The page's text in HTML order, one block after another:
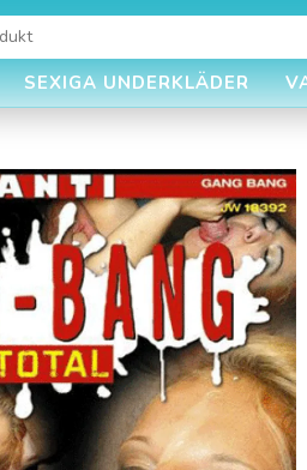
SEXIGA UNDERKLÄDER